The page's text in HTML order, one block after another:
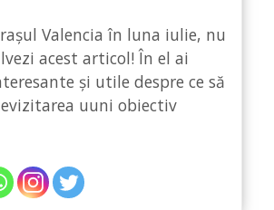
Valencia în luna iulie, nu
acest articol! În el ai
și utile despre ce să
uuni obiectiv